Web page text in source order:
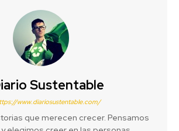
Sustentable
www.diariosustentable.com/
que merecen crecer. Pensamos